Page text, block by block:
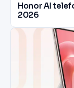
Honor AI
2026